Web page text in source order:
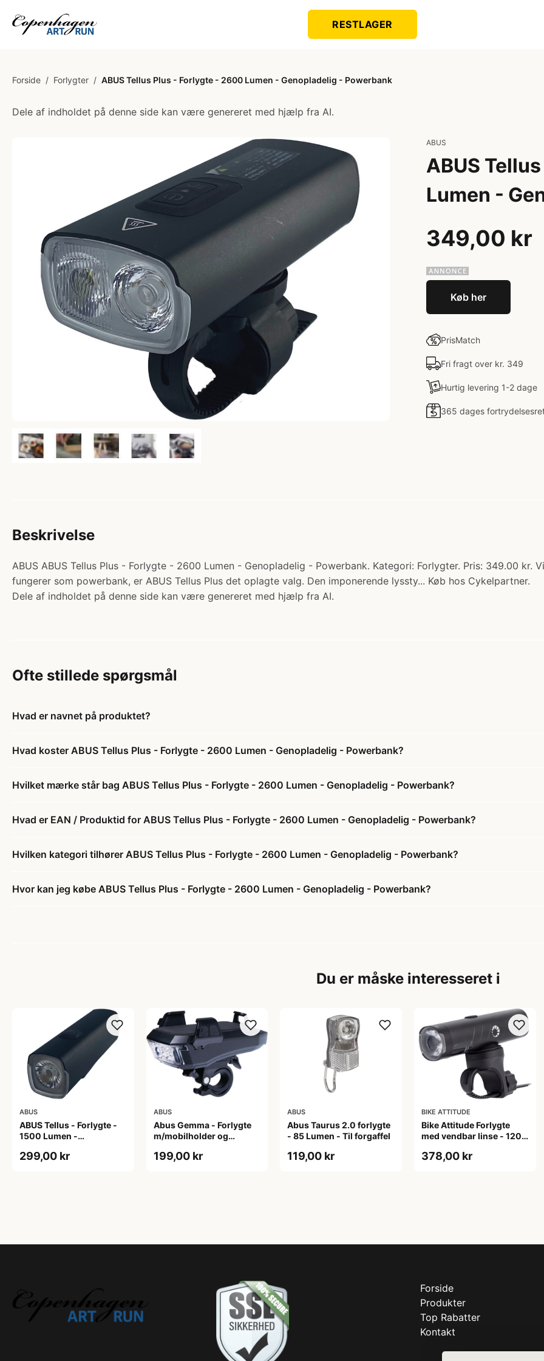
RESTLAGER
Forside / Forlygter / ABUS Tellus Plus - Forlygte - 2600 Lumen - Genopladelig - Powerbank
Dele af indholdet på denne side kan være genereret med hjælp fra AI.
ABUS
ABUS
Lumen -
349,00 kr
Køb her
PrisMatch
Fri fragt over kr. 349
Hurtig levering 1-2 dage
365 dages
Beskrivelse
ABUS ABUS Tellus Plus - Forlygte - 2600 Lumen - Genopladelig - Powerbank. Kategori: Forlygter. Pris: 349.00
fungerer som powerbank, er ABUS Tellus Plus det oplagte valg. Den imponerende lyssty... Køb hos Cykelpartner.
Dele af indholdet på denne side kan være genereret med hjælp fra AI.
Ofte stillede spørgsmål
Hvad er navnet på produktet?
Hvad koster ABUS Tellus Plus - Forlygte - 2600 Lumen - Genopladelig - Powerbank?
Hvilket mærke står bag ABUS Tellus Plus - Forlygte - 2600 Lumen - Genopladelig - Powerbank?
Hvad er EAN / Produktid for ABUS Tellus Plus - Forlygte - 2600 Lumen - Genopladelig - Powerbank?
Hvilken kategori tilhører ABUS Tellus Plus - Forlygte - 2600 Lumen - Genopladelig - Powerbank?
Hvor kan jeg købe ABUS Tellus Plus - Forlygte - 2600 Lumen - Genopladelig - Powerbank?
Du er måske interesseret i
ABUS
ABUS Tellus - Forlygte -
1500 Lumen -
299,00 kr
ABUS
Abus Gemma - Forlygte
m/mobilholder og
opladelig
199,00 kr
ABUS
Abus Taurus 2.0 forlygte
- 85 Lumen - Til forgaffel
119,00 kr
BIKE ATTITUDE
Bike Attitude Forlygte
med vendbar linse - 1200
378,00 kr
Forside
Produkter
Top Rabatter
Kontakt